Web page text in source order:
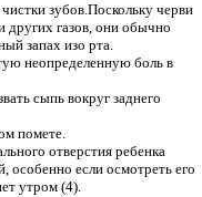
зубов.Поскольку черви
других газов, они обычно
запах изо рта.
неопределенную боль в
сыпь вокруг заднего
помете.
отверстия ребенка
если осмотреть его
утром (4).